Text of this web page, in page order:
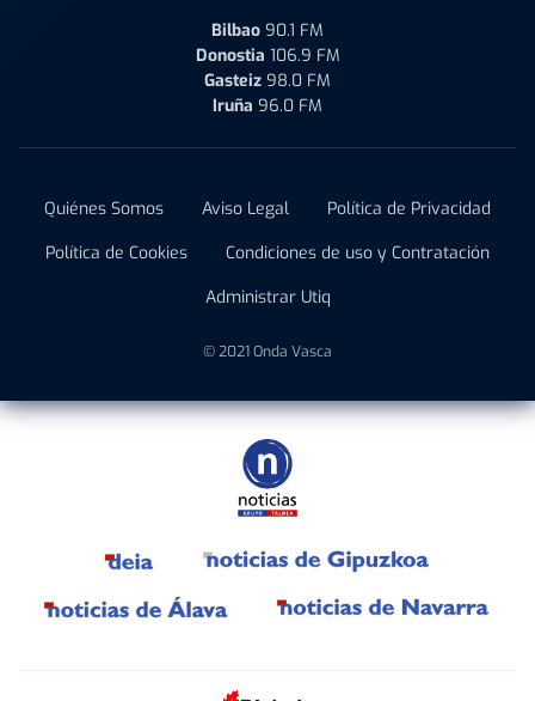
Bilbao 90.1 FM
Donostia 106.9 FM
Gasteiz 98.0 FM
Iruña 96.0 FM
Quiénes Somos Aviso Legal
Política de Privacidad
Política de Cookies
Condiciones de uso y Contratación
Administrar Utiq
© 2021 Onda Vasca